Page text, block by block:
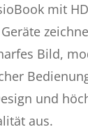
mit
Bild,
und
aus.